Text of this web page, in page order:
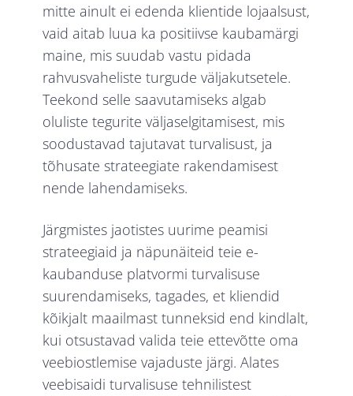
mitte ainult ei edenda klientide lojaalsust,
vaid aitab luua ka positiivse kaubamärgi
maine, mis suudab vastu pidada
rahvusvaheliste turgude väljakutsetele.
Teekond selle saavutamiseks algab
oluliste tegurite väljaselgitamisest, mis
soodustavad tajutavat turvalisust, ja
tõhusate strateegiate rakendamisest
nende lahendamiseks.
Järgmistes jaotistes uurime peamisi
strateegiaid ja näpunäiteid teie e-
kaubanduse platvormi turvalisuse
suurendamiseks, tagades, et kliendid
kõikjalt maailmast tunneksid end kindlalt,
kui otsustavad valida teie ettevõtte oma
veebiostlemise vajaduste järgi. Alates
veebisaidi turvalisuse tehnilistest